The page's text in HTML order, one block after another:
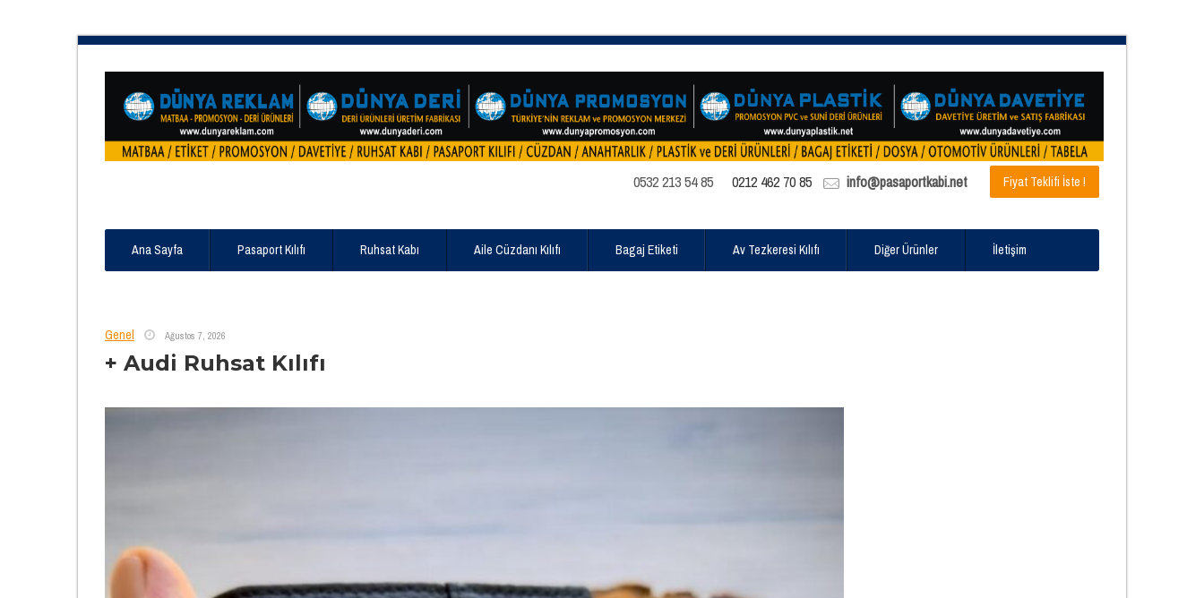
0532 213 54 85 0212 462 70 85 info@pasaportkabi.net Fiyat Teklifi İste !
Ana Sayfa Pasaport Kılıfı Ruhsat Kabı Aile Cüzdanı Kılıfı Bagaj Etiketi Av Tezkeresi Kılıfı Diğer Ürünler İletişim
Genel Ağustos 7, 2026
+ Audi Ruhsat Kılıfı